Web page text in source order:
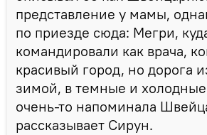
представление у мамы,
по приезде сюда: Мегри,
командировали как врача,
красивый город, но дорога
зимой, в темные и
очень-то напоминала
рассказывает Сирун.